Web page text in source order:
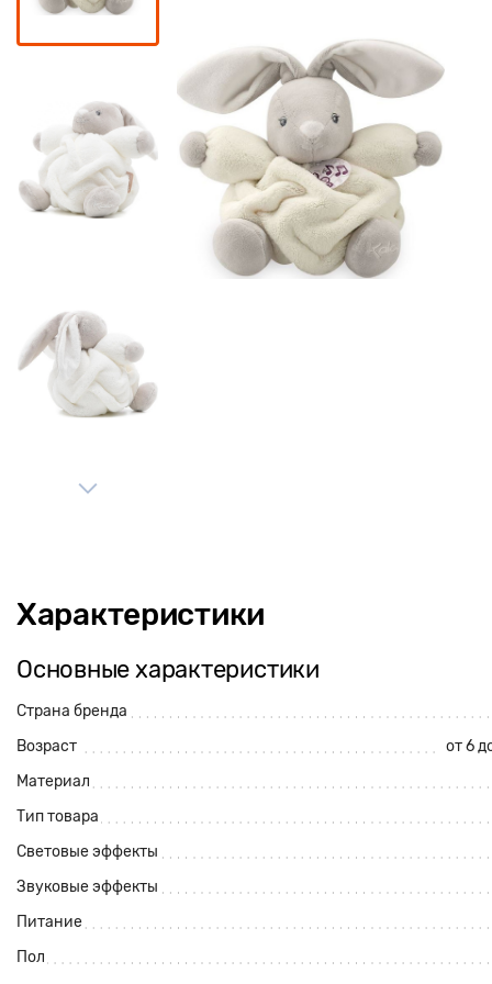
Характеристики
Основные характеристики
Страна бренда
Возраст
от 6
Материал
Тип товара
Световые эффекты
Звуковые эффекты
Питание
Пол